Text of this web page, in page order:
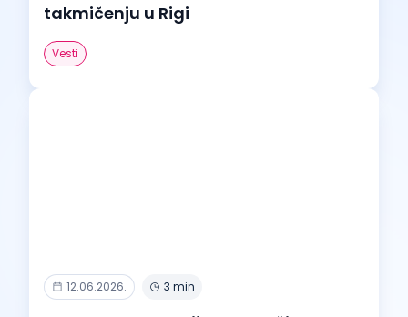
takmičenju u Rigi
Vesti
12.06.2026. 3 min